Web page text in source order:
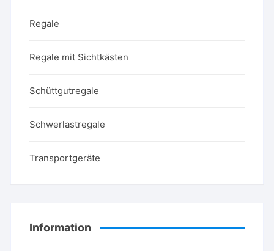
Regale
Regale mit Sichtkästen
Schüttgutregale
Schwerlastregale
Transportgeräte
Information